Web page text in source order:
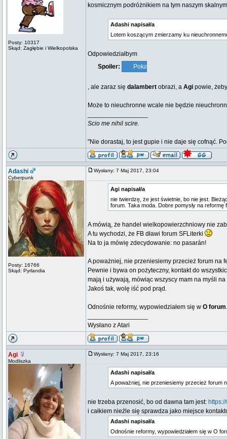
Posty: 10317
Skąd: Zagłębie i Wielkopolska
kosmicznym podróżnikiem na tym naszym
Adashi napisał/a
Lotem koszącym zmierzamy ku
Odpowiedziałbym
Spoiler:
, ale zaraz się dalambert obrazi, a Agi powie,
Może to nieuchronne wcale nie będzie
Scio me nihil scire.
"Nie dorastaj, to jest gupie i nie daje się cofnąć.
Adashi
Cyberpunk
Posty: 16766
Skąd: Pyrlandia
Wysłany: 7 Maj 2017, 23:04
Agi napisał/a
nie twierdzę, że jest świetnie, bo nie jest.
forum. Taka moda. Dobre pomysły na reformę
A mówią, że handel wielkopowierzchniowy nie
A tu wychodzi, że FB dławi forum SFLiterki
Na to ja mówię zdecydowanie: no pasarán!
A poważniej, nie przeniesiemy przecież forum na
Pewnie i bywa on pożyteczny, kontakt do
mają i używają, mówiąc wszyscy mam na myśli
Jakoś tak, wolę iść pod prąd.
Odnośnie reformy, wypowiedziałem się w O forum.
Wysłano z Atari
Agi
Modliszka
Wysłany: 7 Maj 2017, 23:16
Adashi napisał/a
A poważniej, nie przeniesiemy przecież forum
nie trzeba przenosić, bo od dawna tam jest:
i całkiem nieźle się sprawdza jako miejsce
Adashi napisał/a
Odnośnie reformy, wypowiedziałem się w O